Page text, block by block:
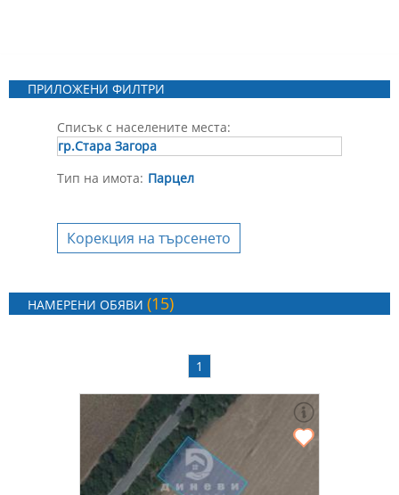
ПРИЛОЖЕНИ ФИЛТРИ
Списък с населените места:
гр.Стара Загора
Тип на имота: Парцел
Корекция на търсенето
НАМЕРЕНИ ОБЯВИ(15)
1